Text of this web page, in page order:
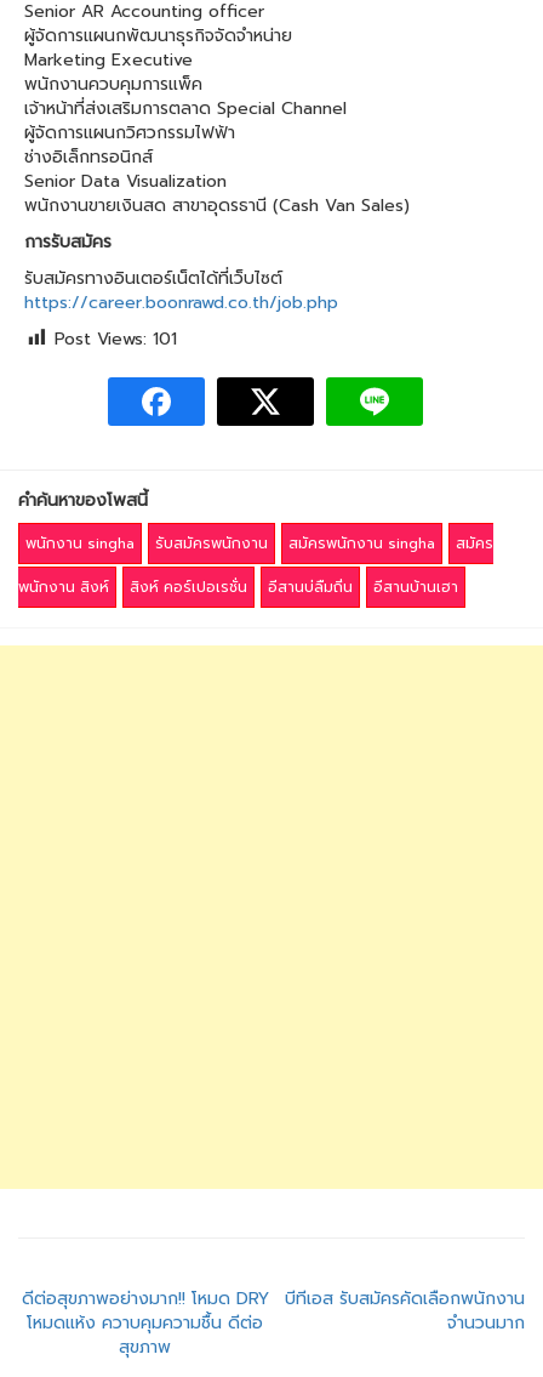
Senior AR Accounting officer
ผู้จัดการแผนกพัฒนาธุรกิจจัดจำหน่าย
Marketing Executive
พนักงานควบคุมการแพ็ค
เจ้าหน้าที่ส่งเสริมการตลาด Special Channel
ผู้จัดการแผนกวิศวกรรมไฟฟ้า
ช่างอิเล็กทรอนิกส์
Senior Data Visualization
พนักงานขายเงินสด สาขาอุดรธานี (Cash Van Sales)
การรับสมัคร
รับสมัครทางอินเตอร์เน็ตได้ที่เว็บไซต์
https://career.boonrawd.co.th/job.php
Post Views: 101
คำค้นหาของโพสนี้
พนักงาน singha รับสมัครพนักงาน สมัครพนักงาน singha
สมัคร
พนักงาน สิงห์
สิงห์ คอร์เปอเรชั่น อีสานบ่ลืมถิ่น อีสานบ้านเฮา
แนะแนว
เรื่อง
ดีต่อสุขภาพอย่างมาก!! โหมด DRY
โหมดแห้ง ควาบคุมความชื้น ดีต่อ
สุขภาพ
บีทีเอส รับสมัครคัดเลือกพนักงาน
จำนวนมาก